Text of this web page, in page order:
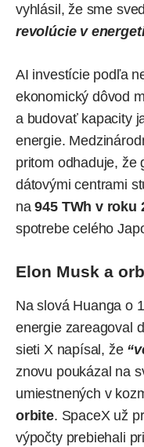
vyhlásil, že sme
revolúcie v
AI investície podľa
ekonomický dôvod
a budovať kapacity
energie.
pritom odhaduje, že
dátovými centrami
na945 TWh v roku
spotrebe celého
Elon Musk a
Na slová Huanga o
energie zareagoval
sieti X napísal, že
znovu poukázal na
umiestnených v
orbite. SpaceX už
výpočty prebiehali